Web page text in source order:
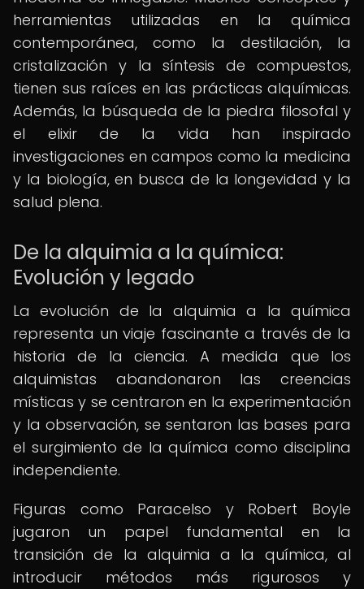
herramientas utilizadas en la química
contemporánea, como la destilación, la
cristalización y la síntesis de compuestos,
tienen sus raíces en las prácticas alquímicas.
Además, la búsqueda de la piedra filosofal y
el elixir de la vida han inspirado
investigaciones en campos como la medicina
y la biología, en busca de la longevidad y la
salud plena.
De la alquimia a la química:
Evolución y legado
La evolución de la alquimia a la química
representa un viaje fascinante a través de la
historia de la ciencia. A medida que los
alquimistas abandonaron las creencias
místicas y se centraron en la experimentación
y la observación, se sentaron las bases para
el surgimiento de la química como disciplina
independiente.
Figuras como Paracelso y Robert Boyle
jugaron un papel fundamental en la
transición de la alquimia a la química, al
introducir métodos más rigurosos y